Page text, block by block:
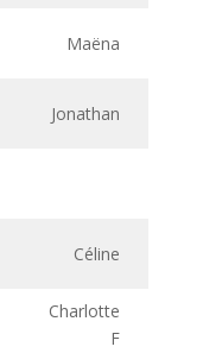
Maëna
Jonathan
Céline
Charlotte
F